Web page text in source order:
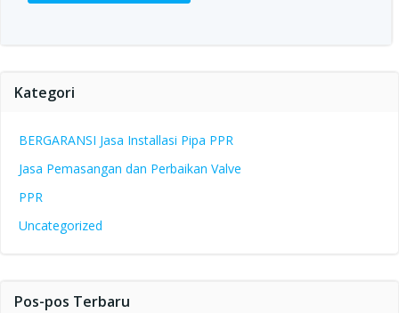
Kategori
BERGARANSI Jasa Installasi Pipa PPR
Jasa Pemasangan dan Perbaikan Valve
PPR
Uncategorized
Pos-pos Terbaru